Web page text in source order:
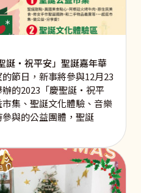
誕‧祝平安」聖誕嘉年華
節日，新事將參與12月23
辦的2023「慶聖誕‧祝平
集、聖誕文化體驗、音樂
與的公益團體，聖誕